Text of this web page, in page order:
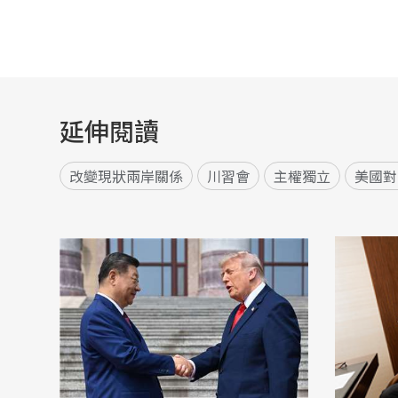
延伸閱讀
改變現狀兩岸關係 川習會 主權獨立 美國